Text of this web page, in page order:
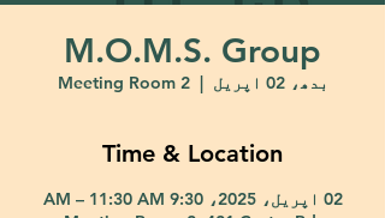
M.O.M.S. Group
بدھ، 02 اپریل
  |
Meeting Room 2
Time & Location
02 اپریل، 2025، 9:30 AM – 11:30 AM